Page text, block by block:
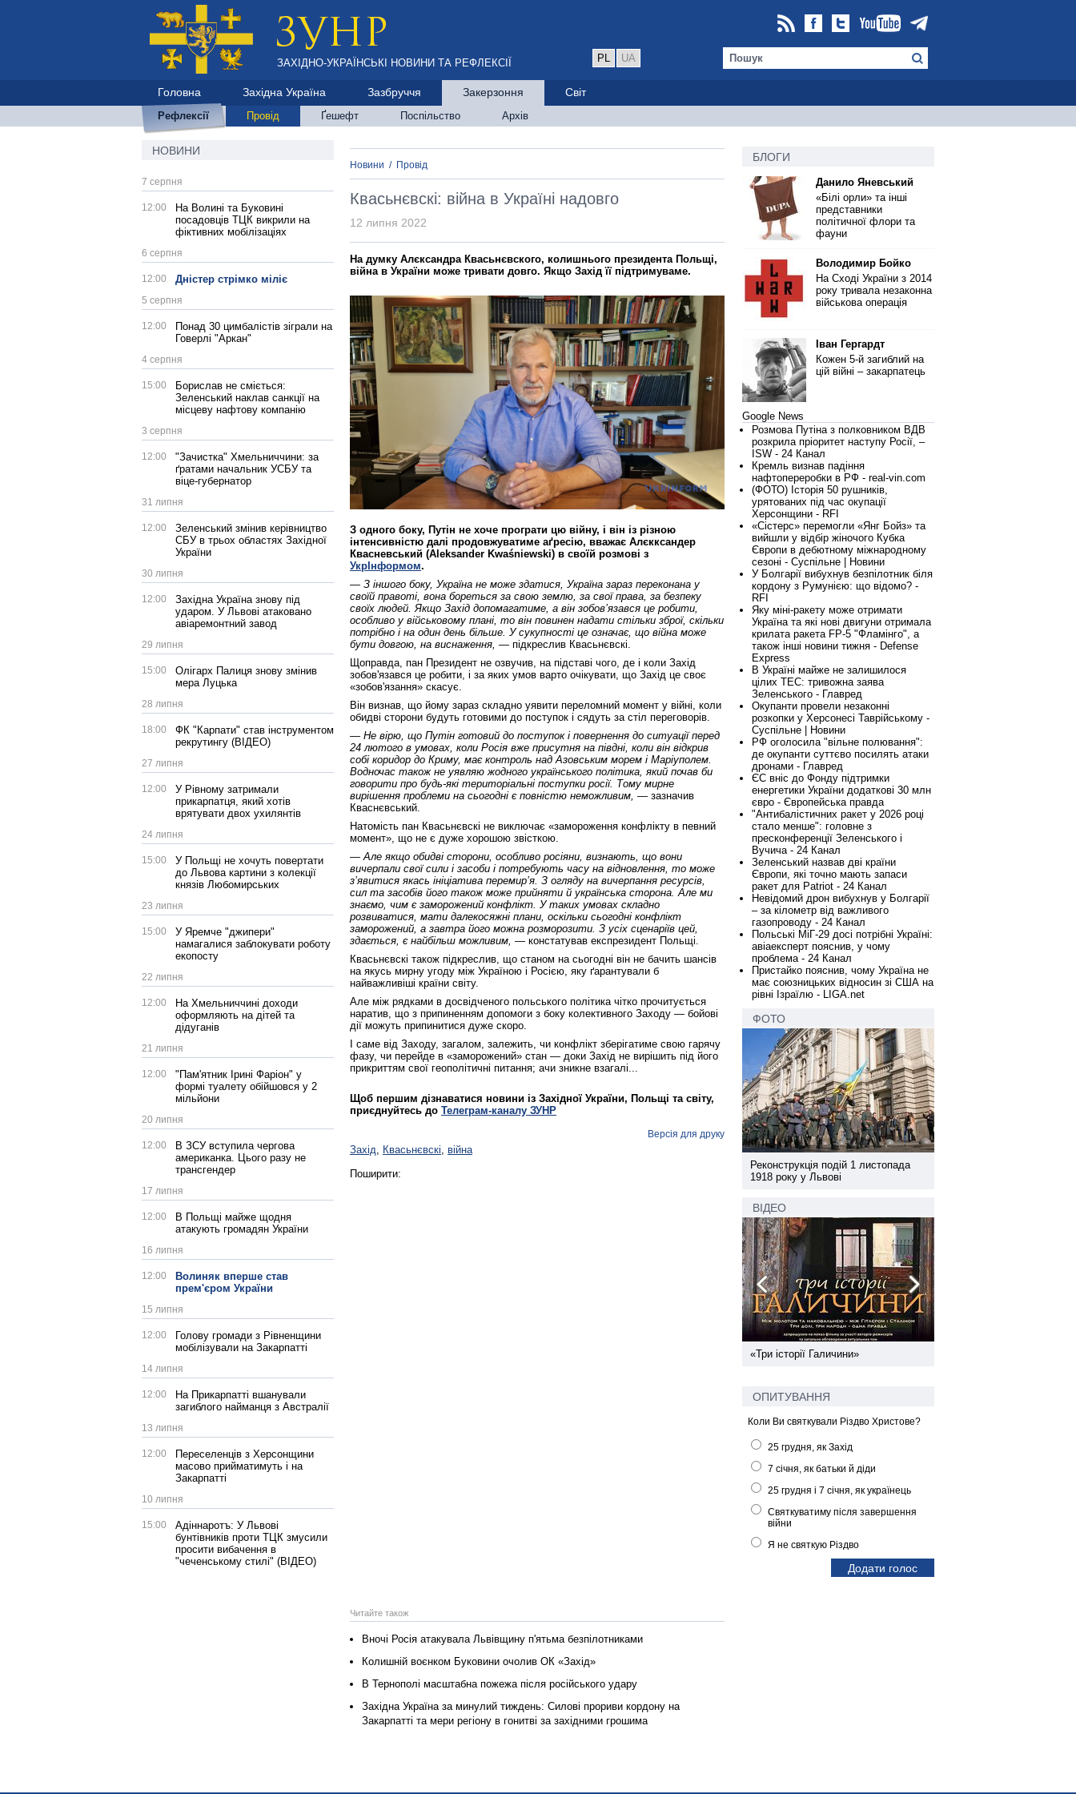
ЗАХІДНО-УКРАЇНСЬКІ НОВИНИ ТА РЕФЛЕКСІЇ PL UA
Головна Західна Україна Зазбруччя Закерзоння Світ
Рефлексії Провід Ґешефт Поспільство Архів
НОВИНИ
7 серпня
12:00
На Волині та Буковині
посадовців ТЦК викрили на
фіктивних мобілізаціях
6 серпня
12:00 Дністер стрімко міліє
5 серпня
12:00
Понад 30 цимбалістів зіграли на
Говерлі "Аркан"
4 серпня
15:00
Борислав не сміється:
Зеленський наклав санкції на
місцеву нафтову компанію
3 серпня
12:00
"Зачистка" Хмельниччини: за
ґратами начальник УСБУ та
віце-губернатор
31 липня
12:00
Зеленський змінив керівництво
СБУ в трьох областях Західної
України
30 липня
12:00
Західна Україна знову під
ударом. У Львові атаковано
авіаремонтний завод
29 липня
15:00
Олігарх Палиця знову змінив
мера Луцька
28 липня
18:00
ФК "Карпати" став інструментом
рекрутингу (ВІДЕО)
27 липня
12:00
У Рівному затримали
прикарпатця, який хотів
врятувати двох ухилянтів
24 липня
15:00
У Польщі не хочуть повертати
до Львова картини з колекції
князів Любомирських
23 липня
15:00
У Яремче "джипери"
намагалися заблокувати роботу
екопосту
22 липня
12:00
На Хмельниччині доходи
оформляють на дітей та
дідуганів
21 липня
12:00
"Пам'ятник Ірині Фаріон" у
формі туалету обійшовся у 2
мільйони
20 липня
12:00
В ЗСУ вступила чергова
американка. Цього разу не
трансгендер
17 липня
12:00
В Польщі майже щодня
атакують громадян України
16 липня
12:00
Волиняк вперше став
прем'єром України
15 липня
12:00
Голову громади з Рівненщини
мобілізували на Закарпатті
14 липня
12:00
На Прикарпатті вшанували
загиблого найманця з Австралії
13 липня
12:00
Переселенців з Херсонщини
масово прийматимуть і на
Закарпатті
10 липня
15:00
Адіннаротъ: У Львові
бунтівників проти ТЦК змусили
просити вибачення в
"чеченському стилі" (ВІДЕО)
Новини / Провід
Квасьнєвскі: війна в Україні надовго
12 липня 2022
На думку Алєксандра Квасьнєвского, колишнього президента Польщі,
війна в України може тривати довго. Якщо Захід її підтримуваме.
З одного боку, Путін не хоче програти цю війну, і він із різною
інтенсивністю далі продовжуватиме аґресію, вважає Алєкксандер
Квасневський (Aleksander Kwaśniewski) в своїй розмові з
УкрІнформом.
— З іншого боку, Україна не може здатися, Україна зараз переконана у
своїй правоті, вона бореться за свою землю, за свої права, за безпеку
своїх людей. Якщо Захід допомагатиме, а він зобов’язався це робити,
особливо у військовому плані, то він повинен надати стільки зброї, скільки
потрібно і на один день більше. У сукупності це означає, що війна може
бути довгою, на виснаження, — підкреслив Квасьнєвскі.
Щоправда, пан Президент не озвучив, на підставі чого, де і коли Захід
зобов'язався це робити, і за яких умов варто очікувати, що Захід це своє
«зобов'язання» скасує.
Він визнав, що йому зараз складно уявити переломний момент у війні, коли
обидві сторони будуть готовими до поступок і сядуть за стіл переговорів.
— Не вірю, що Путін готовий до поступок і повернення до ситуації перед
24 лютого в умовах, коли Росія вже присутня на півдні, коли він відкрив
собі коридор до Криму, має контроль над Азовським морем і Маріуполем.
Водночас також не уявляю жодного українського політика, який почав би
говорити про будь-які територіальні поступки росії. Тому мирне
вирішення проблеми на сьогодні є повністю неможливим, — зазначив
Кваснєвський.
Натомість пан Квасьнєвскі не виключає «замороження конфлікту в певний
момент», що не є дуже хорошою звісткою.
— Але якщо обидві сторони, особливо росіяни, визнають, що вони
вичерпали свої сили і засоби і потребують часу на відновлення, то може
з’явитися якась ініціатива перемир’я. З огляду на вичерпання ресурсів,
сил та засобів його також може прийняти й українська сторона. Але ми
знаємо, чим є заморожений конфлікт. У таких умовах складно
розвиватися, мати далекосяжні плани, оскільки сьогодні конфлікт
заморожений, а завтра його можна розморозити. З усіх сценаріїв цей,
здається, є найбільш можливим, — констатував експрезидент Польщі.
Квасьнєвскі також підкреслив, що станом на сьогодні він не бачить шансів
на якусь мирну угоду між Україною і Росією, яку ґарантували б
найважливіші країни світу.
Але між рядками в досвідченого польського політика чітко прочитується
наратив, що з припиненням допомоги з боку колективного Заходу — бойові
дії можуть припинитися дуже скоро.
І саме від Заходу, загалом, залежить, чи конфлікт зберігатиме свою гарячу
фазу, чи перейде в «заморожений» стан — доки Захід не вирішить під його
прикриттям свої геополітичні питання; ачи зникне взагалі...
Щоб першим дізнаватися новини із Західної України, Польщі та світу,
приєднуйтесь до Телеграм-каналу ЗУНР
Версія для друку
Захід, Квасьнєвскі, війна
Поширити:
Читайте також
Вночі Росія атакувала Львівщину п'ятьма безпілотниками
Колишній воєнком Буковини очолив ОК «Захід»
В Тернополі масштабна пожежа після російського удару
Західна Україна за минулий тиждень: Силові прориви кордону на
Закарпатті та мери регіону в гонитві за західними грошима
БЛОГИ
Данило Яневський
«Білі орли» та інші
представники
політичної флори та
фауни
Володимир Бойко
На Сході України з 2014
року тривала незаконна
військова операція
Іван Гергардт
Кожен 5-й загиблий на
цій війні – закарпатець
Google News
Розмова Путіна з полковником ВДВ
розкрила пріоритет наступу Росії, –
ISW - 24 Канал
Кремль визнав падіння
нафтопереробки в РФ - real-vin.com
(ФОТО) Історія 50 рушників,
урятованих під час окупації
Херсонщини - RFI
«Сістерс» перемогли «Янг Бойз» та
вийшли у відбір жіночого Кубка
Європи в дебютному міжнародному
сезоні - Суспільне | Новини
У Болгарії вибухнув безпілотник біля
кордону з Румунією: що відомо? -
RFI
Яку міні-ракету може отримати
Україна та які нові двигуни отримала
крилата ракета FP-5 "Фламінго", а
також інші новини тижня - Defense
Express
В Україні майже не залишилося
цілих ТЕС: тривожна заява
Зеленського - Главред
Окупанти провели незаконні
розкопки у Херсонесі Таврійському -
Суспільне | Новини
РФ оголосила "вільне полювання":
де окупанти суттєво посилять атаки
дронами - Главред
ЄС вніс до Фонду підтримки
енергетики України додаткові 30 млн
євро - Європейська правда
"Антибалістичних ракет у 2026 році
стало менше": головне з
пресконференції Зеленського і
Вучича - 24 Канал
Зеленський назвав дві країни
Європи, які точно мають запаси
ракет для Patriot - 24 Канал
Невідомий дрон вибухнув у Болгарії
– за кілометр від важливого
газопроводу - 24 Канал
Польські МіГ-29 досі потрібні Україні:
авіаексперт пояснив, у чому
проблема - 24 Канал
Пристайко пояснив, чому Україна не
має союзницьких відносин зі США на
рівні Ізраїлю - LIGA.net
ФОТО
Реконструкція подій 1 листопада
1918 року у Львові
ВІДЕО
«Три історії Галичини»
ОПИТУВАННЯ
Коли Ви святкували Різдво Христове?
25 грудня, як Захід
7 січня, як батьки й діди
25 грудня і 7 січня, як українець
Святкуватиму після завершення
війни
Я не святкую Різдво